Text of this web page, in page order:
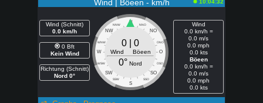
Wind | Böeen - km/h 10:04:32
Wind (Schnitt)
0.0 km/h
0 Bft
Kein Wind
Richtung (Schnitt)
Nord 0°
N
NNW NNO
NW NO
WNW ONO
W O
WSW OSO
SW SO
SSW SSO
S
0 | 0
Wind Böeen
0° Nord
Wind
0.0 km/h =
0.0 m/s
0.0 mph
0.0 kts
Böeen
0.0 km/h =
0.0 m/s
0.0 mph
0.0 kts